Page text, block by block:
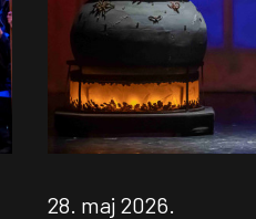
28. maj 2026.